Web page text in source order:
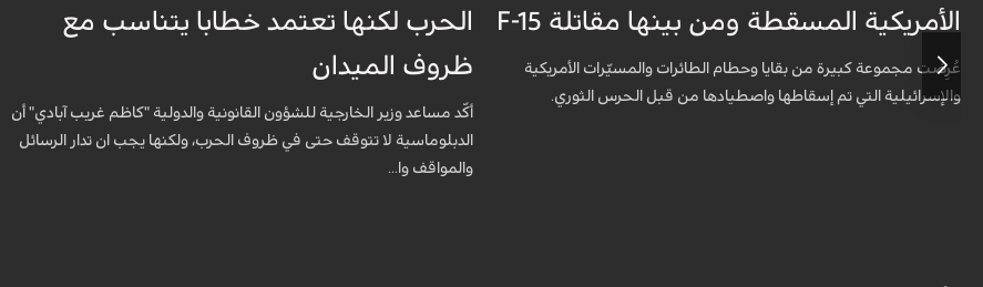
الأمريكية المسقطة ومن بينها مقاتلة F-15
عُرِضت مجموعة كبيرة من بقايا وحطام الطائرات والمسيّرات الأمريكية
والإسرائيلية التي تم إسقاطها واصطيادها من قبل الحرس الثوري.
الحرب لكنها تعتمد خطابا يتناسب مع
ظروف الميدان
أكّد مساعد وزير الخارجية للشؤون القانونية والدولية "كاظم غريب آبادي" أن
الدبلوماسية لا تتوقف حتى في ظروف الحرب، ولكنها يجب ان تدار الرسائل
والمواقف وا...